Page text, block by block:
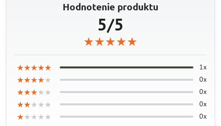
Hodnotenie produktu
5/5
★★★★★
★★★★★
★★★★★
★★★★★
★★★★★
★★★★★ 1x
★★★★★
★★★★★
★★★★★ 0x
★★★★★
★★★★★
★★★★★ 0x
★★★★★
★★★★★
★★★★★ 0x
★★★★★
★★★★★
★★★★★ 0x